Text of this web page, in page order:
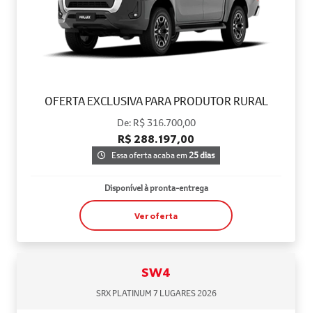
OFERTA EXCLUSIVA PARA PRODUTOR RURAL
De: R$ 316.700,00
R$ 288.197,00
Essa oferta acaba em25 dias
Disponível à pronta-entrega
Ver oferta
SW4
SRX PLATINUM 7 LUGARES 2026